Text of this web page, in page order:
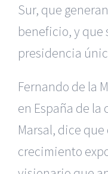
Sur, que
beneficio, y que
presidencia
Fernando de la
en España de la
Marsal, dice
crecimiento